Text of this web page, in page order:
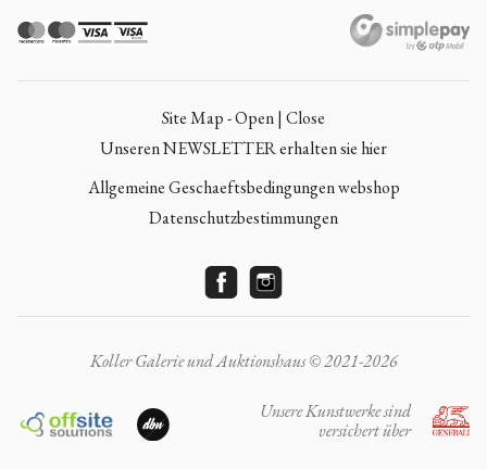
Site Map - Open | Close
Unseren NEWSLETTER erhalten sie hier
Allgemeine Geschaeftsbedingungen webshop
Datenschutzbestimmungen
Koller Galerie und Auktionshaus © 2021-2026
Unsere Kunstwerke sind
versichert über